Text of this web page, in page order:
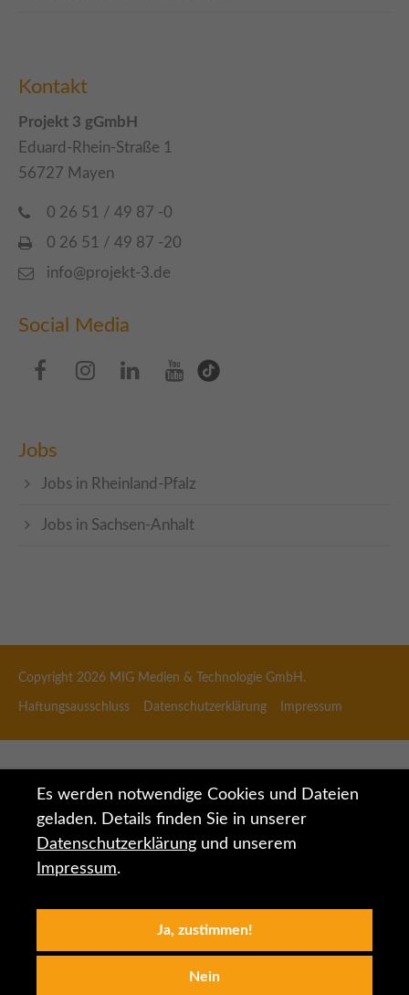
Kontakt
Projekt 3 gGmbH
Eduard-Rhein-Straße 1
56727 Mayen
0 26 51 / 49 87 -0
0 26 51 / 49 87 -20
info@projekt-3.de
Social Media
Jobs
Jobs in Rheinland-Pfalz
Jobs in Sachsen-Anhalt
Copyright 2026 MIG Medien & Technologie GmbH.
Haftungsausschluss Datenschutzerklärung Impressum
Es werden notwendige Cookies und Dateien
geladen. Details finden Sie in unserer
Datenschutzerklärung und unserem
Impressum.
Ja, zustimmen!
Nein